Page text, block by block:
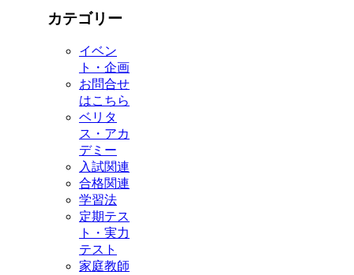
カテゴリー
イベン
ト・企画
お問合せ
はこちら
ベリタ
ス・アカ
デミー
入試関連
合格関連
学習法
定期テス
ト・実力
テスト
家庭教師